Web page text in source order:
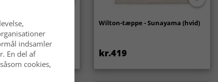
(creme) Wilton-tæppe - Sunayama (hvid)
kr.419
indsamler
En del af
cookies,